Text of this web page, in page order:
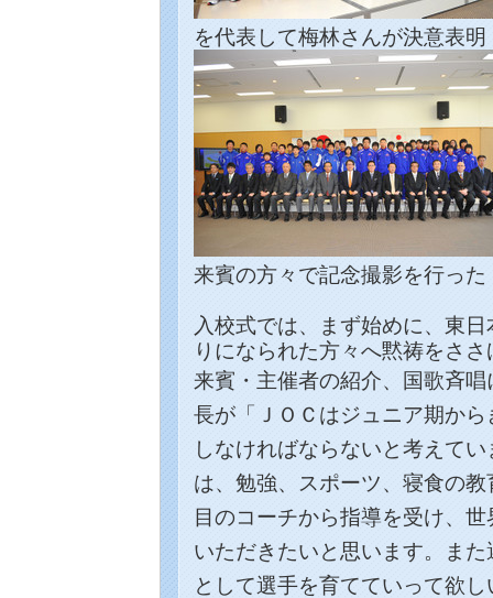
を代表して梅林さんが決意表
来賓の方々で記念撮影を行っ
入校式では、まず始めに、東
りになられた方々へ黙祷をささ
来賓・主催者の紹介、国歌斉
長が「
ＪＯＣはジュニア期から
しなければならないと考えて
は、勉強、スポーツ、寝食の
目のコーチから指導を受け、
いただきたいと思います。ま
として選手を育てていって欲